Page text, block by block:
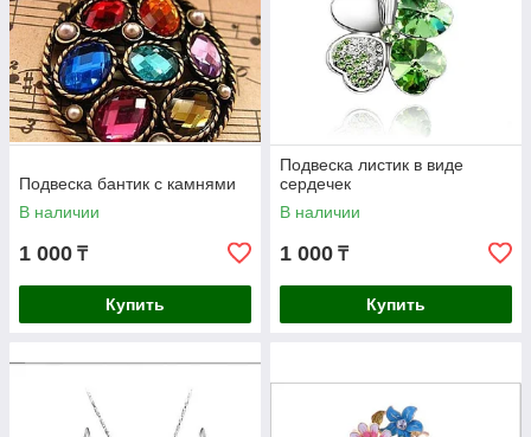
Подвеска бантик с камнями
В наличии
1 000 ₸
Купить
Подвеска листик в виде
сердечек
В наличии
1 000 ₸
Купить